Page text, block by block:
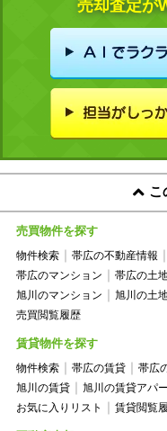
売却査定が
こ
売買物件を探す
物件検索 帯広の不動産情報
帯広のマンション
帯広の土
旭川のマンション
旭川の土
売買閲覧履歴
賃貸物件を探す
物件検索 帯広の賃貸 帯広
旭川の賃貸
旭川の賃貸アパ
お気に入りリスト
賃貸閲覧